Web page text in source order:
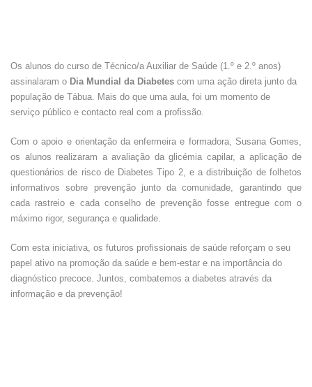
Os alunos do curso de Técnico/a Auxiliar de Saúde (1.º e 2.º anos)
assinalaram o Dia Mundial da Diabetes com uma ação direta junto da
população de Tábua. Mais do que uma aula, foi um momento de
serviço público e contacto real com a profissão.
Com o apoio e orientação da enfermeira e formadora, Susana Gomes,
os alunos realizaram a avaliação da glicémia capilar, a aplicação de
questionários de risco de Diabetes Tipo 2, e a distribuição de folhetos
informativos sobre prevenção junto da comunidade, garantindo que
cada rastreio e cada conselho de prevenção fosse entregue com o
máximo rigor, segurança e qualidade.
Com esta iniciativa, os futuros profissionais de saúde reforçam o seu
papel ativo na promoção da saúde e bem-estar e na importância do
diagnóstico precoce. Juntos, combatemos a diabetes através da
informação e da prevenção!